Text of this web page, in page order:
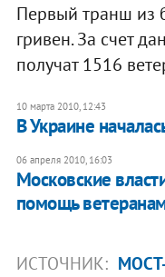
Первый транш из
гривен. За счет
получат 1516
10 марта 2010, 12:43
В Украине
06 апреля 2010, 16:03
Московские
помощь
ИСТОЧНИК: